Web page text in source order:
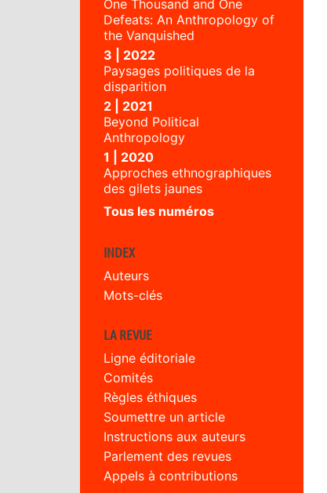
One Thousand and One
Defeats: An Anthropology of
the Vanquished
3 | 2022
Paysages politiques de la
disparition
2 | 2021
Beyond Political
Anthropology
1 | 2020
Approches ethnographiques
des gilets jaunes
Tous les numéros
INDEX
Auteurs
Mots-clés
LA REVUE
Ligne éditoriale
Comités
Règles éthiques
Soumettre un article
Instructions aux auteurs
Parlement des revues
Appels à contributions